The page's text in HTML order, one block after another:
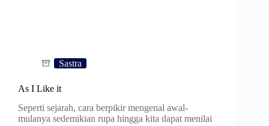
Sastra
As I Like it
Seperti sejarah, cara berpikir mengenal awal-
mulanya sedemikian rupa hingga kita dapat menilai